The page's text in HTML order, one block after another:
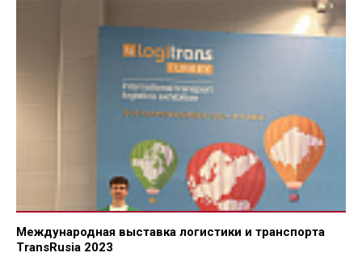
Международная выставка логистики и транспорта
TransRusia 2023